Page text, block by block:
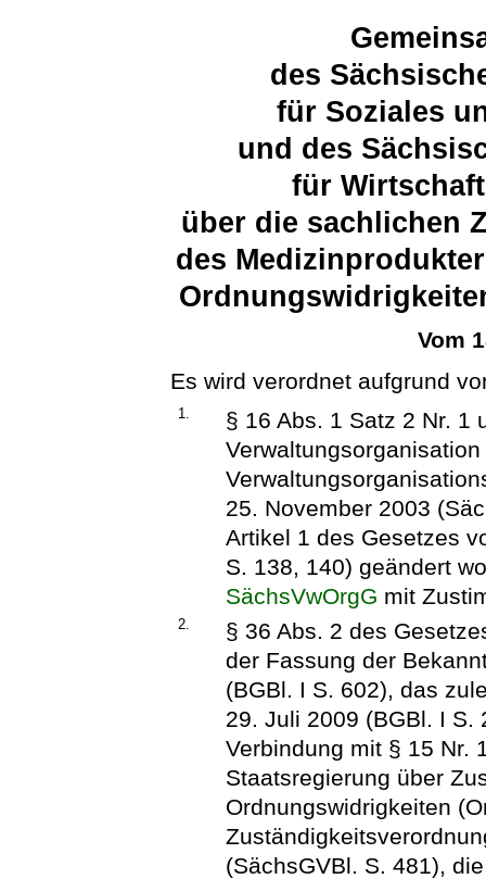
des
für Soziales
und des
für
über die sachlichen
des
Vom
Es wird verordnet aufgrund
1.
§ 16 Abs. 1 Satz 2 Nr. 1
25. November 2003
Artikel 1 des Gesetzes
S. 138, 140) geändert
SächsVwOrgG mit
2.
§ 36 Abs. 2 des
der Fassung der
(BGBl. I S. 602), das
29. Juli 2009 (BGBl. I S.
Verbindung mit § 15 Nr.
Staatsregierung über
Ordnungswidrigkeiten
(SächsGVBl. S. 481),